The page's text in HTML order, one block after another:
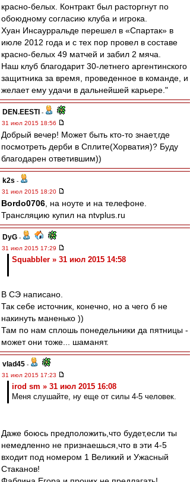
красно-белых. Контракт был расторгнут по
обоюдному согласию клуба и игрока.
Хуан Инсаурральде перешел в «Спартак» в
июле 2012 года и с тех пор провел в составе
красно-белых 49 матчей и забил 2 мяча.
Наш клуб благодарит 30-летнего аргентинского
защитника за время, проведенное в команде, и
желает ему удачи в дальнейшей карьере."
DEN.EESTI -
31 июл 2015 18:56
Добрый вечер! Может быть кто-то знает,где
посмотреть дерби в Сплите(Хорватия)? Буду
благодарен ответившим))
k2s -
31 июл 2015 18:20
Bordo0706 , на ноуте и на телефоне.
Трансляцию купил на ntvplus.ru
DyG -
31 июл 2015 17:29
Squabbler » 31 июл 2015 14:58
В СЭ написано.
Так себе источник, конечно, но а чего б не
накинуть маненько ))
Там по нам сплошь понедельники да пятницы -
может они тоже... шаманят.
vlad45 -
31 июл 2015 17:23
irod sm » 31 июл 2015 16:08
Меня слушайте, ну еще от силы 4-5 человек.
Даже боюсь предположить,что будет,если ты
немедленно не признаешься,что в эти 4-5
входит под номером 1 Великий и Ужасный
Стаканов!